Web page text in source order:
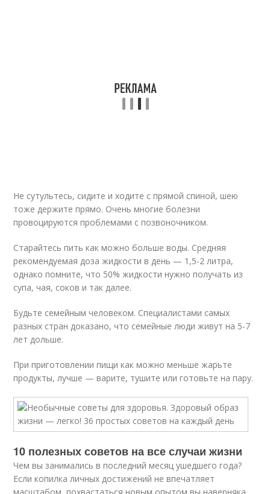
Не сутультесь, сидите и ходите с прямой спиной, шею
тоже держите прямо. Очень многие болезни
провоцируются проблемами с позвоночником.
Старайтесь пить как можно больше воды. Средняя
рекомендуемая доза жидкости в день — 1,5-2 литра,
однако помните, что 50% жидкости нужно получать из
супа, чая, соков и так далее.
Будьте семейным человеком. Специалистами самых
разных стран доказано, что семейные люди живут на 5-7
лет дольше.
При приготовлении пищи как можно меньше жарьте
продукты, лучше — варите, тушите или готовьте на пару.
10 полезных советов на все случаи жизни
Чем вы занимались в последний месяц ушедшего года?
Если копилка личных достижений не впечатляет